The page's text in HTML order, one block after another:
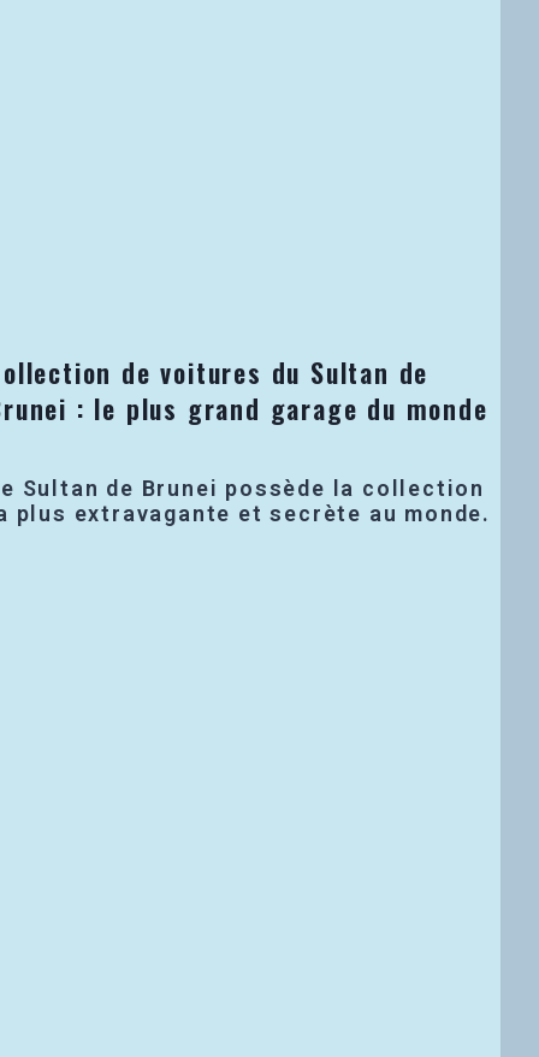
de voitures du Sultan de
: le plus grand garage du monde
Sultan de Brunei possède la collection
plus extravagante et secrète au monde.